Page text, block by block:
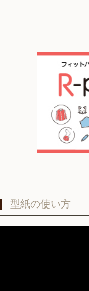
型紙の使い方